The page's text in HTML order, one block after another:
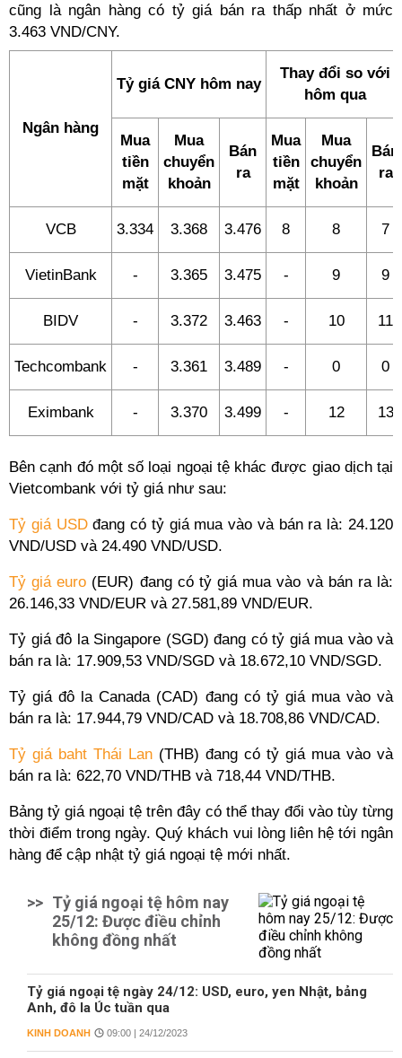
cũng là ngân hàng có tỷ giá bán ra thấp nhất ở mức
3.463 VND/CNY.
Ngân hàng
Tỷ giá CNY hôm nay
Thay đổi so với
hôm qua
Mua
tiền
mặt
Mua
chuyển
khoản
Bán
ra
Mua
tiền
mặt
Mua
chuyển
khoản
Bán
ra
VCB 3.334 3.368 3.476 8 8 7
VietinBank - 3.365 3.475 - 9 9
BIDV - 3.372 3.463 - 10 11
Techcombank - 3.361 3.489 - 0 0
Eximbank - 3.370 3.499 - 12 13
Bên cạnh đó một số loại ngoại tệ khác được giao dịch tại
Vietcombank với tỷ giá như sau:
Tỷ giá USDđang có tỷ giá mua vào và bán ra là: 24.120
VND/USD và 24.490 VND/USD.
Tỷ giá euro (EUR) đang có tỷ giá mua vào và bán ra là:
26.146,33 VND/EUR và 27.581,89 VND/EUR.
Tỷ giá đô la Singapore (SGD) đang có tỷ giá mua vào và
bán ra là: 17.909,53 VND/SGD và 18.672,10 VND/SGD.
Tỷ giá đô la Canada (CAD) đang có tỷ giá mua vào và
bán ra là: 17.944,79 VND/CAD và 18.708,86 VND/CAD.
Tỷ giá baht Thái Lan (THB) đang có tỷ giá mua vào và
bán ra là: 622,70 VND/THB và 718,44 VND/THB.
Bảng tỷ giá ngoại tệ trên đây có thể thay đổi vào tùy từng
thời điểm trong ngày. Quý khách vui lòng liên hệ tới ngân
hàng để cập nhật tỷ giá ngoại tệ mới nhất.
>> Tỷ giá ngoại tệ hôm nay
25/12: Được điều chỉnh
không đồng nhất
Tỷ giá ngoại tệ ngày 24/12: USD, euro, yen Nhật, bảng
Anh, đô la Úc tuần qua
KINH DOANH 09:00 | 24/12/2023